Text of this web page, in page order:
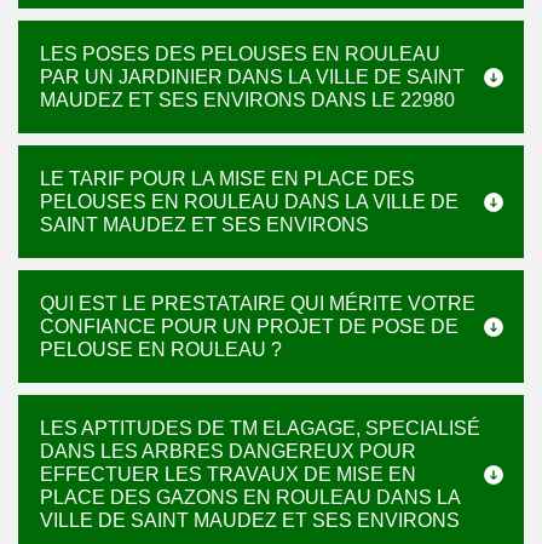
LES POSES DES PELOUSES EN ROULEAU
PAR UN JARDINIER DANS LA VILLE DE SAINT
MAUDEZ ET SES ENVIRONS DANS LE 22980
LE TARIF POUR LA MISE EN PLACE DES
PELOUSES EN ROULEAU DANS LA VILLE DE
SAINT MAUDEZ ET SES ENVIRONS
QUI EST LE PRESTATAIRE QUI MÉRITE VOTRE
CONFIANCE POUR UN PROJET DE POSE DE
PELOUSE EN ROULEAU ?
LES APTITUDES DE TM ELAGAGE, SPECIALISÉ
DANS LES ARBRES DANGEREUX POUR
EFFECTUER LES TRAVAUX DE MISE EN
PLACE DES GAZONS EN ROULEAU DANS LA
VILLE DE SAINT MAUDEZ ET SES ENVIRONS